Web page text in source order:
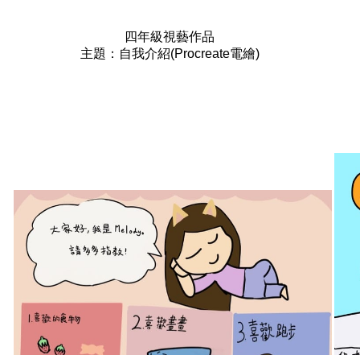
四年級視藝作品
主題：自我介紹(Procreate電繪)